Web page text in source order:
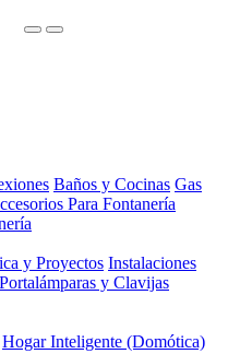
Baños y Cocinas Gas
Para Fontanería
y Proyectos Instalaciones
y Clavijas
Hogar Inteligente (Domótica)